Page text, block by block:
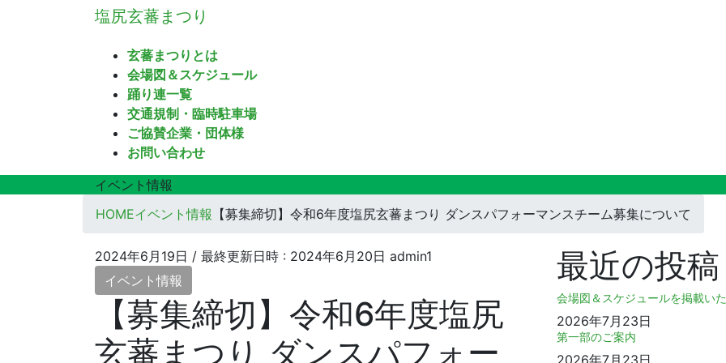
塩尻玄蕃まつり
玄蕃まつりとは
会場図＆スケジュール
踊り連一覧
交通規制・臨時駐車場
ご協賛企業・団体様
お問い合わせ
イベント情報
HOMEイベント情報 【募集締切】令和6年度塩尻玄蕃まつり ダンスパフォーマンスチーム募集について
2024年6月19日 / 最終更新日時 : 2024年6月20日 admin1
イベント情報
【募集締切】令和6年度塩尻
玄蕃まつり ダンスパフォー
最近の投稿
会場図＆スケジュールを掲載い
2026年7月23日
第一部のご案内
2026年7月23日